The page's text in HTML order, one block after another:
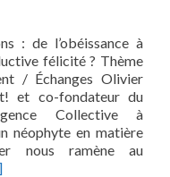
: de l’obéissance à
félicité ? Thème
/ Échanges Olivier
et co-fondateur du
Collective à
néophyte en matière
nous ramène au